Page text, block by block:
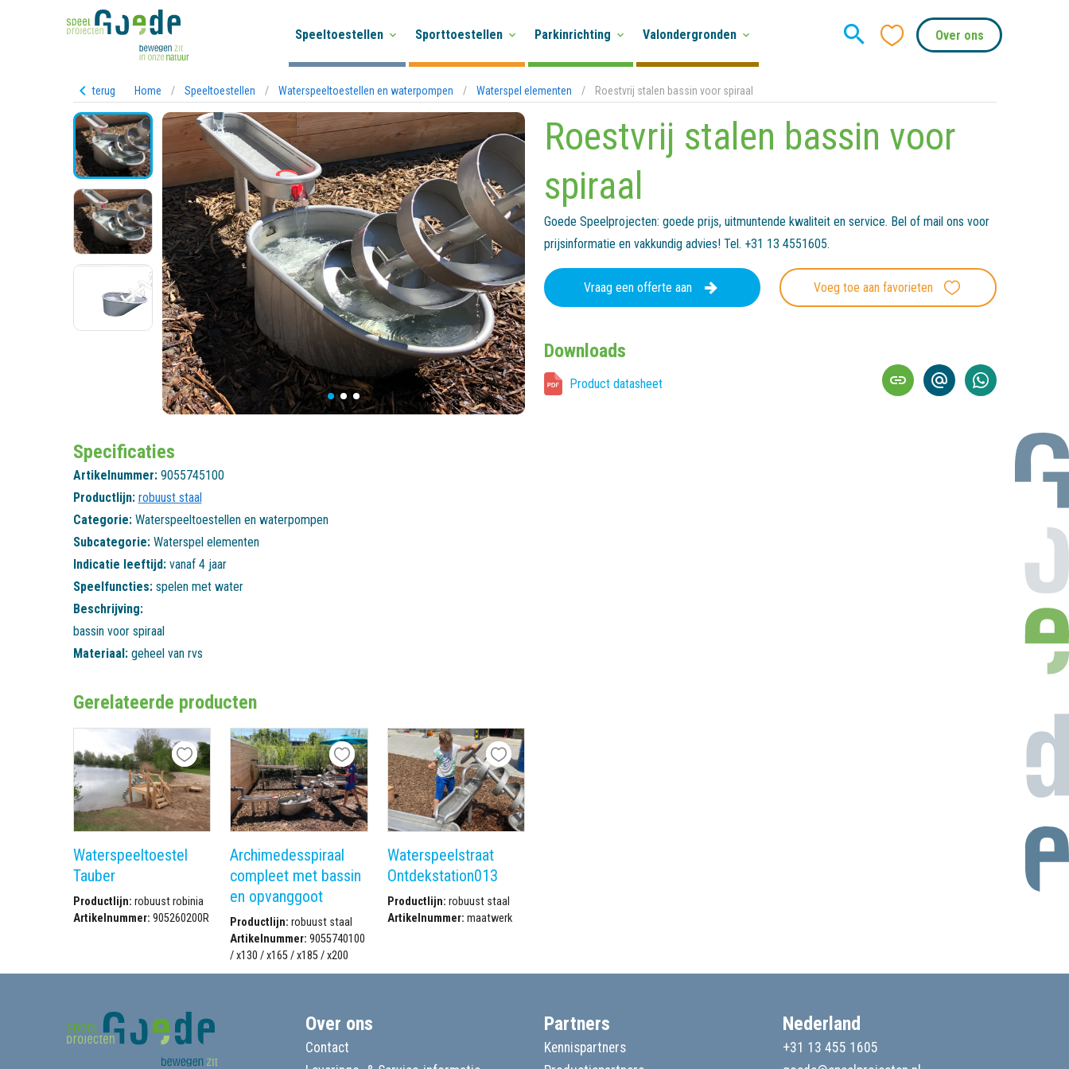
Speeltoestellen Sporttoestellen Parkinrichting Valondergronden Over ons
terug Home / Speeltoestellen / Waterspeeltoestellen en waterpompen / Waterspel elementen / Roestvrij stalen bassin voor spiraal
Specificaties
Artikelnummer: 9055745100
Productlijn: robuust staal
Categorie: Waterspeeltoestellen en waterpompen
Subcategorie: Waterspel elementen
Indicatie leeftijd: vanaf 4 jaar
Speelfuncties: spelen met water
Beschrijving:
bassin voor spiraal
Materiaal: geheel van rvs
Gerelateerde producten
Waterspeeltoestel
Tauber
Productlijn: robuust robinia
Artikelnummer: 905260200R
Archimedesspiraal
compleet met bassin
en opvanggoot
Productlijn: robuust staal
Artikelnummer: 9055740100
/ x130 / x165 / x185 / x200
Waterspeelstraat
Ontdekstation013
Productlijn: robuust staal
Artikelnummer: maatwerk
Roestvrij stalen bassin voor
spiraal
Goede Speelprojecten: goede prijs, uitmuntende kwaliteit en service. Bel of mail ons voor
prijsinformatie en vakkundig advies! Tel. +31 13 4551605.
Vraag een offerte aan Voeg toe aan favorieten
Downloads
Product datasheet
Over ons
Contact
Partners
Kennispartners
Nederland
+31 13 455 1605